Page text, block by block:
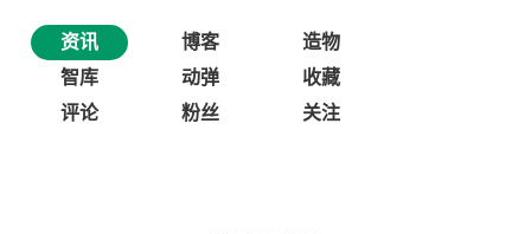
资讯 博客
造物
智库
动弹
收藏
评论
粉丝 关注